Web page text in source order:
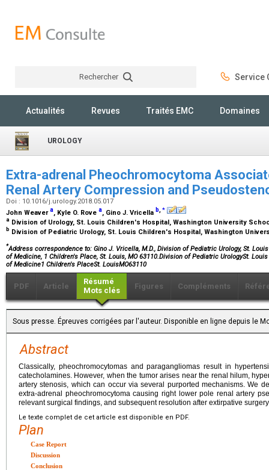
Rechercher Service
Actualités Revues Traités EMC Domaines
UROLOGY
Extra-adrenal Pheochromocytoma
Renal Artery Compression and
Doi : 10.1016/j.urology.2018.05.017
John Weavera, Kyle O. Rove a, Gino J. Vricella b, *
a Division of Urology, St. Louis Children's Hospital, Washington University
b Division of Pediatric Urology, St. Louis Children's Hospital, Washington
*Address correspondence to: Gino J. Vricella, M.D., Division of Pediatric Urology, St.
of Medicine, 1 Children's Place, St. Louis, MO 63110.Division of Pediatric UrologySt.
of Medicine1 Children's PlaceSt. LouisMO63110
PDF Article
Résumé
Mots clés
Figures Compléments
Sous presse. Épreuves corrigées par l'auteur. Disponible en ligne depuis le
Abstract
Classically, pheochromocytomas and paragangliomas result in
catecholamines. However, when the tumor arises near the renal hilum,
artery stenosis, which can occur via several purported mechanisms. We
extra-adrenal pheochromocytoma causing right lower pole renal artery
relevant surgical findings, and subsequent resolution after extirpative
Le texte complet de cet article est disponible en PDF.
Plan
Case Report
Discussion
Conclusion